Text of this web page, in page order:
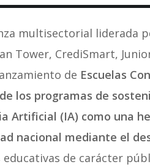
multisectorial liderada
Tower, CrediSmart,
de Escuelas
los programas de
Artificial (IA) como una
nacional mediante el
de carácter